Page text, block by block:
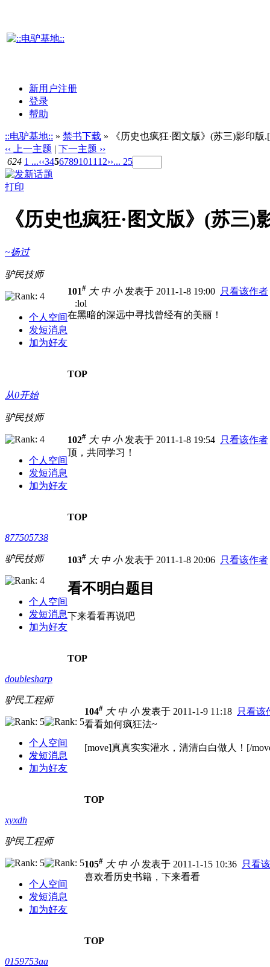
新用户注册
登录
帮助
::电驴基地:: » 禁书下载 » 《历史也疯狂·图文版》(苏三)影印版
‹‹ 上一主题 | 下一主题 ››
624 1 ...‹‹34567891011 12››... 25
打印
《历史也疯狂·图文版》(苏三)
~扬过
驴民技师
个人空间
发短消息
加为好友
101# 大 中 小发表于 2011-1-8 19:00 只看该作者
:lol
在黑暗的深远中寻找曾经有的美丽！
TOP
从0开始
驴民技师
个人空间
发短消息
加为好友
102# 大 中 小发表于 2011-1-8 19:54 只看该作者
顶，共同学习！
TOP
877505738
驴民技师
个人空间
发短消息
加为好友
103# 大 中 小发表于 2011-1-8 20:06 只看该作者
看不明白题目
下来看看再说吧
TOP
doublesharp
驴民工程师
个人空间
发短消息
加为好友
104# 大 中 小发表于 2011-1-9 11:18 只看该
看看如何疯狂法~
[move]真真实实灌水，清清白白做人！[/
TOP
xyxdh
驴民工程师
个人空间
发短消息
加为好友
105# 大 中 小发表于 2011-1-15 10:36 只看
喜欢看历史书籍，下来看看
TOP
0159753aa